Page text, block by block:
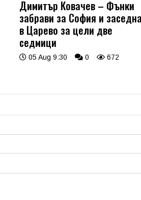
Димитър Ковачев – Фънки
забрави за София и
в Царево за цели две
седмици
05 Aug 9:30 0 672